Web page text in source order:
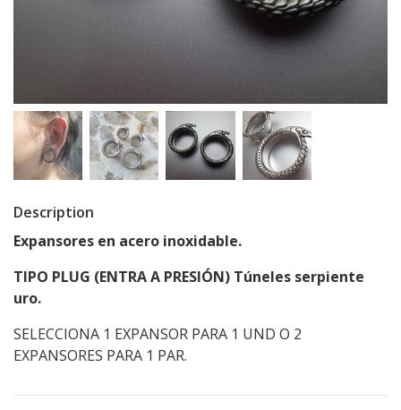
Description
Expansores en acero inoxidable.
TIPO PLUG (ENTRA A PRESIÓN) Túneles serpiente
uro.
SELECCIONA 1 EXPANSOR PARA 1 UND O 2
EXPANSORES PARA 1 PAR.